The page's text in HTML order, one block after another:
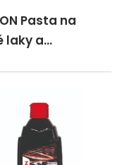
Pasta na
laky a